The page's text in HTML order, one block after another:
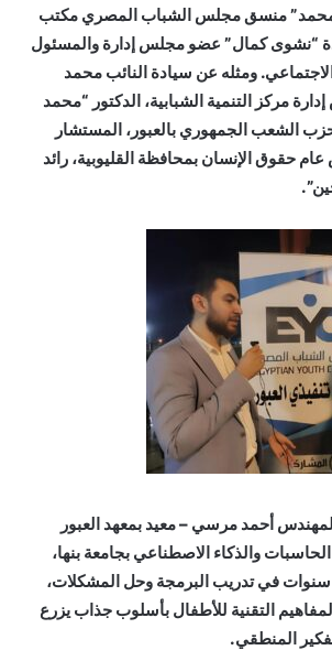
محمد” منسق مجلس الشباب المصري مكتب
“نشوى كمال” عضو مجلس إدارة والمسئول
ومثله عن سيادة النائب محمد
مركز التنمية الشبابية، الدكتور “محمد
الشعب الجمهوري بالعبور، المستشار
حقوق الإنسان بمحافظة القليوبية، رائد
أحمد مرسي – معيد بمعهد العبور
والذكاء الاصطناعي بجامعة بنها،
وصاحب خبرة تفوق 7 سنوات في تدريب البرمجة وحل المشكلات،
التقنية للأطفال بأسلوب جذاب يزرع
المنطقي.